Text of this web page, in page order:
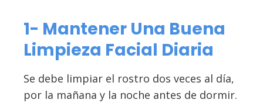
1- Mantener Una Buena
Limpieza Facial Diaria
Se debe limpiar el rostro dos veces al día,
por la mañana y la noche antes de dormir.